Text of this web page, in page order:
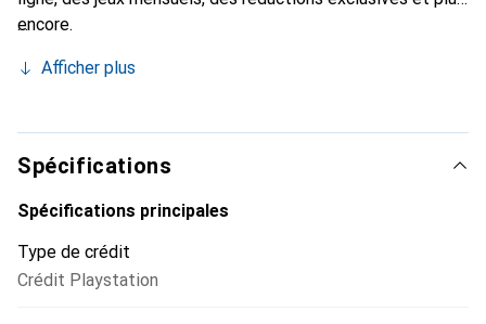
encore.
• Monnaie virtuelle et add-ons
Afficher plus
Spécifications
Spécifications principales
Type de crédit
Crédit Playstation